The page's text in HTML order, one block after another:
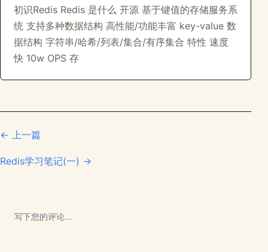
初识Redis Redis 是什么 开源 基于键值的存储服务系
统 支持多种数据结构 高性能/功能丰富 key-value 数
据结构 字符串/哈希/列表/集合/有序集合 特性 速度
快 10w OPS 存
← 上一篇
Redis学习笔记(一) →